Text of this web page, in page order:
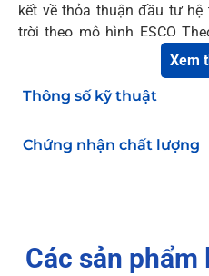
kết về thỏa thuận đầu tư
trời theo mô hình ESCO
dụng nguồn điện năng
không mất chi phí đầu tư lắp
những thế mạnh chính
xuất bao bì (Bao Jumbo,
măng KP/PK/KPK). Bằng
Xem
Thông số kỹ thuật
Chứng nhận chất lượng
Các sản